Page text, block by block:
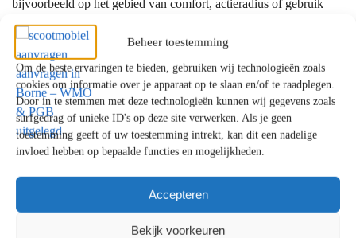
Beheer toestemming
Om de beste ervaringen te bieden, gebruiken wij technologieën zoals
cookies om informatie over je apparaat op te slaan en/of te raadplegen.
Door in te stemmen met deze technologieën kunnen wij gegevens zoals
surfgedrag of unieke ID's op deze site verwerken. Als je geen
toestemming geeft of uw toestemming intrekt, kan dit een nadelige
invloed hebben op bepaalde functies en mogelijkheden.
Accepteren
Bekijk voorkeuren
bijvoorbeeld op het gebied van comfort, actieradius of gebruik
buitenshuis.
Hoewel wij geen showroom in Borne hebben, kiezen veel klanten
uit Borne ervoor onze showroom in
Amsterdam (Noord-
Holland)ofKrimpen aan de Lek (Zuid-Holland)te bezoeken
voor persoonlijk advies over passende alternatieven.
In sommige situaties kan hetfinancieel aantrekkelijker
(gedeeltelijk) zelf een scootmobiel aan te schaffen, bijvoorbeeld
om een eigen bijdrage te vermijden of meer keuzevrijheid te
hebben.